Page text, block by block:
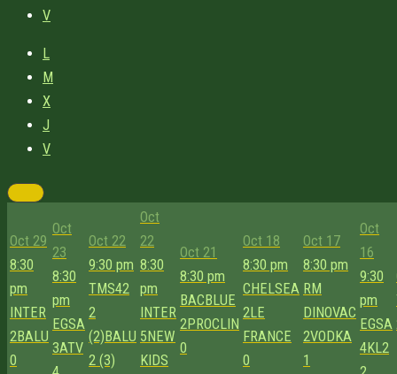
V
L
M
X
J
V
Oct 29
8:30
pm
INTER
2BALU
0
Oct
23
8:30
pm
EGSA
3ATV
Oct 22
9:30 pm
TMS42
2
(2)BALU
2 (3)
Oct
22
8:30
pm
INTER
5NEW
KIDS
Oct 21
8:30 pm
BACBLUE
2PROCLIN
0
Oct 18
8:30 pm
CHELSEA
2LE
FRANCE
0
Oct 17
8:30 pm
RM
DINOVAC
2VODKA
1
Oct
16
9:30
pm
EGSA
4KL2